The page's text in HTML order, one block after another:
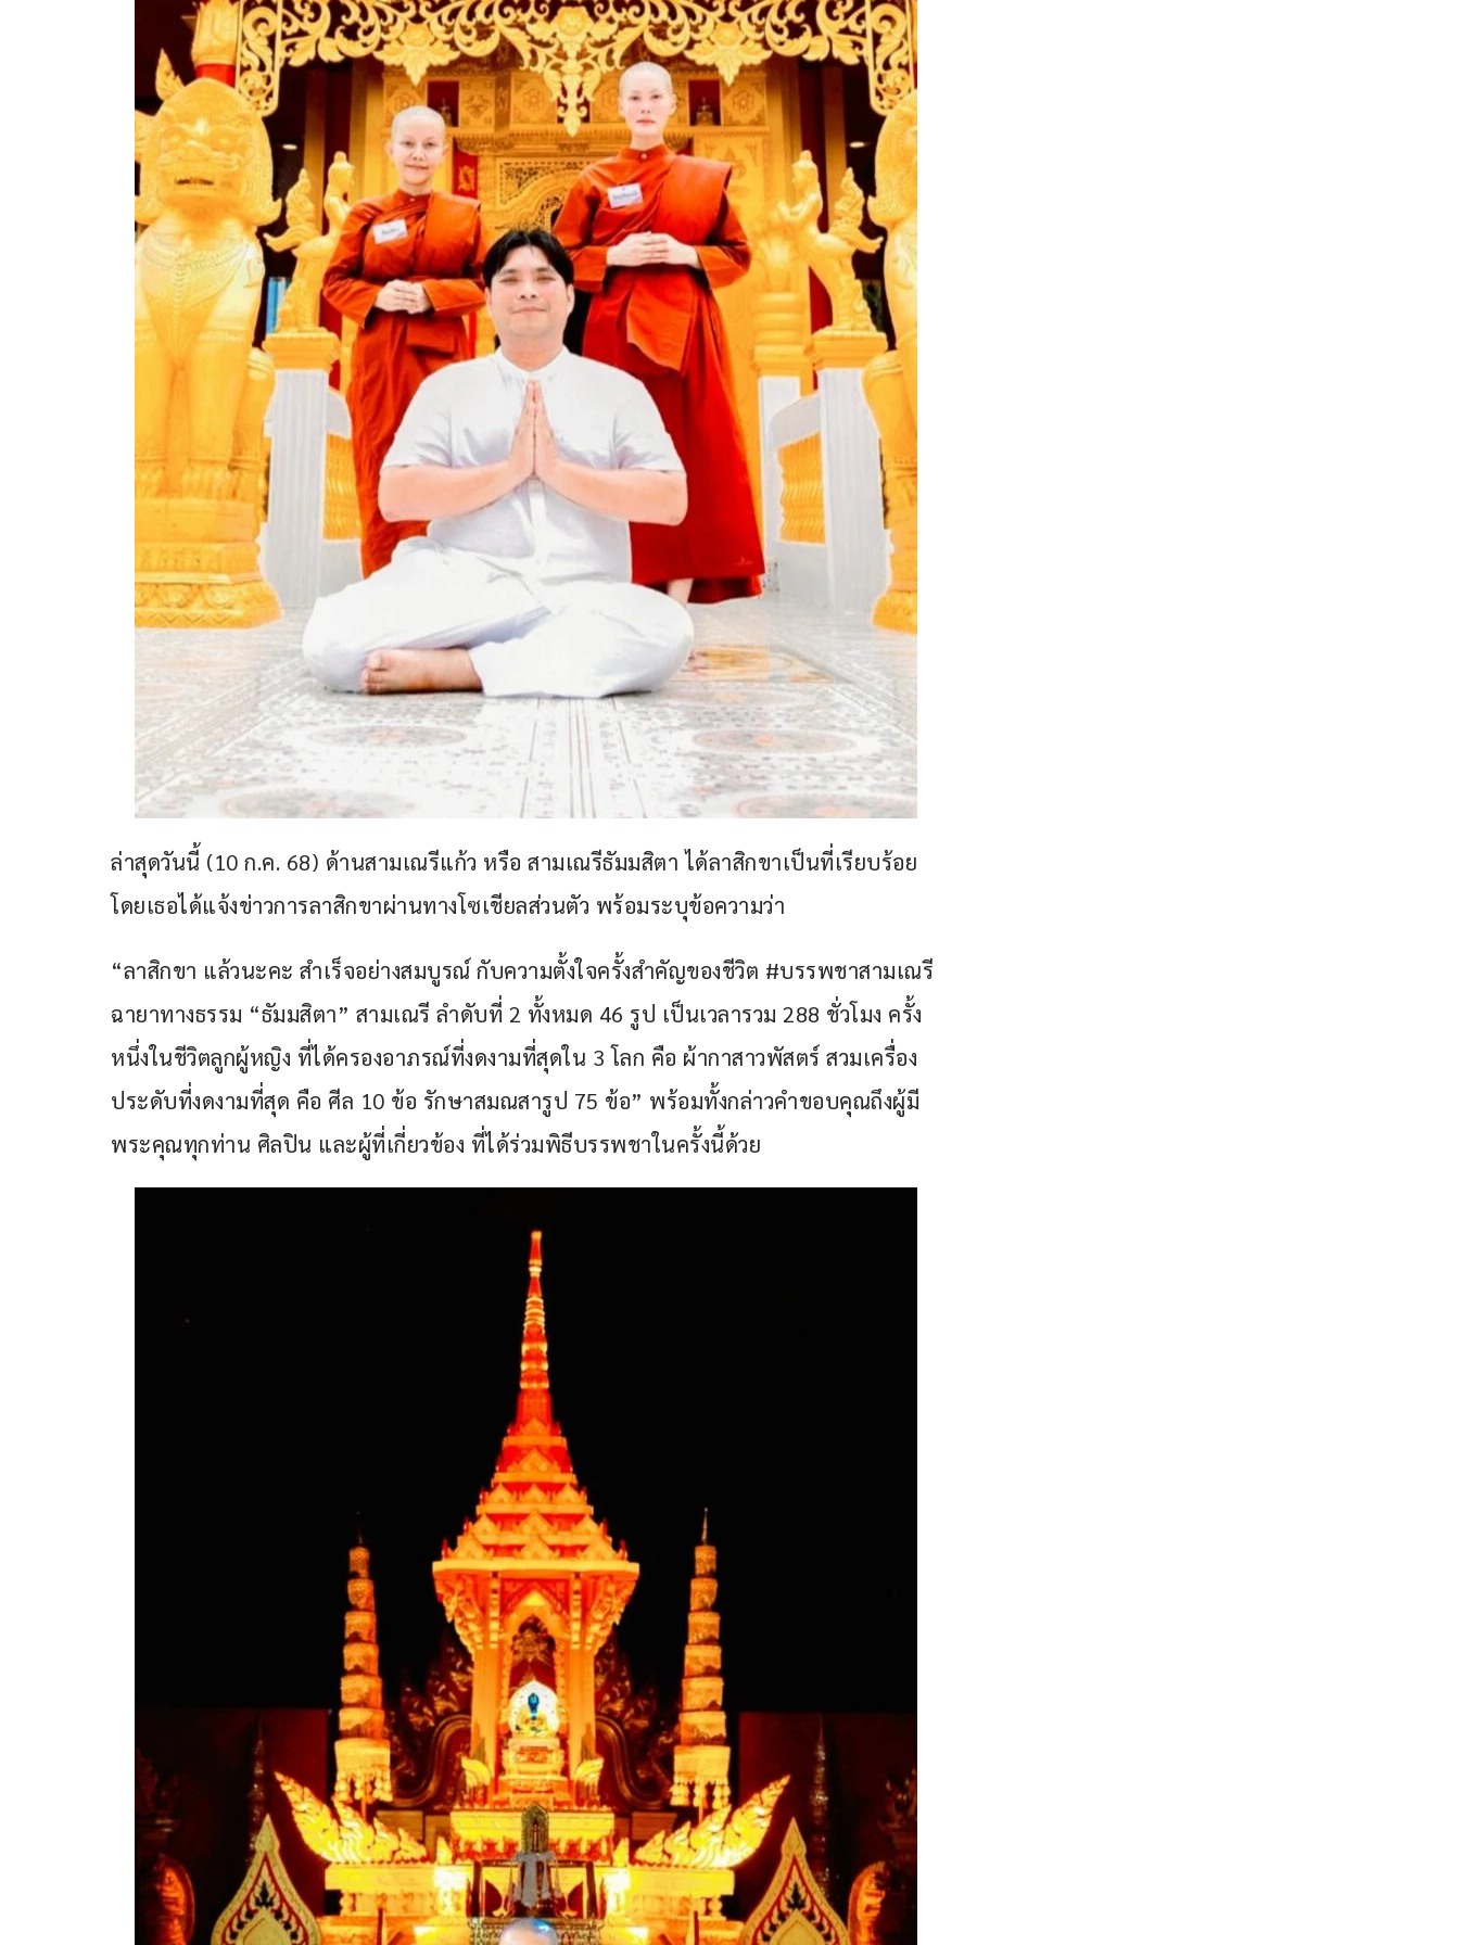
ล่าสุดวันนี้ (10 ก.ค. 68) ด้านสามเณรีแก้ว หรือ สามเณรีธัมมสิตา ได้ลาสิกขาเป็นที่เรียบร้อย
โดยเธอได้แจ้งข่าวการลาสิกขาผ่านทางโซเชียลส่วนตัว พร้อมระบุข้อความว่า
“ลาสิกขา แล้วนะคะ สำเร็จอย่างสมบูรณ์ กับความตั้งใจครั้งสำคัญของชีวิต #บรรพชาสามเณรี
ฉายาทางธรรม “ธัมมสิตา” สามเณรี ลำดับที่ 2 ทั้งหมด 46 รูป เป็นเวลารวม 288 ชั่วโมง ครั้ง
หนึ่งในชีวิตลูกผู้หญิง ที่ได้ครองอาภรณ์ที่งดงามที่สุดใน 3 โลก คือ ผ้ากาสาวพัสตร์ สวมเครื่อง
ประดับที่งดงามที่สุด คือ ศีล 10 ข้อ รักษาสมณสารูป 75 ข้อ” พร้อมทั้งกล่าวคำขอบคุณถึงผู้มี
พระคุณทุกท่าน ศิลปิน และผู้ที่เกี่ยวข้อง ที่ได้ร่วมพิธีบรรพชาในครั้งนี้ด้วย